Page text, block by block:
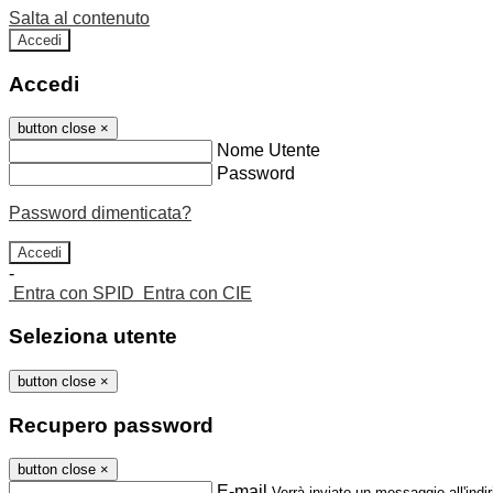
Salta al contenuto
Accedi
Accedi
button close ×
Nome Utente
Password
Password dimenticata?
-
Entra con SPID
Entra con CIE
Seleziona utente
button close ×
Recupero password
button close ×